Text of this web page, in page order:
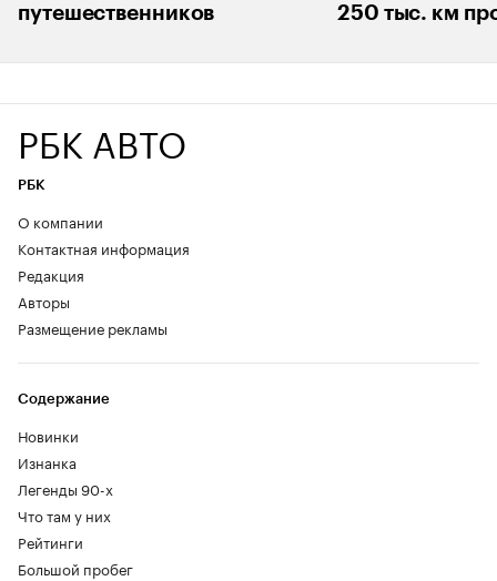
путешественников
250 тыс. км
РБК АВТО
РБК
О компании
Контактная информация
Редакция
Авторы
Размещение рекламы
Содержание
Новинки
Изнанка
Легенды 90-х
Что там у них
Рейтинги
Большой пробег